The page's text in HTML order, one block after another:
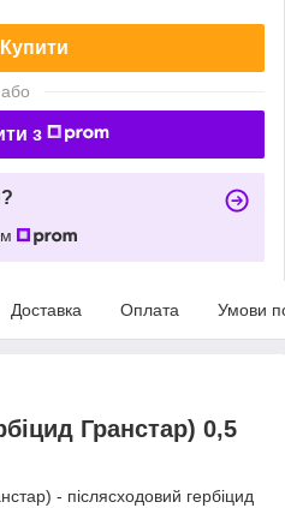
Купити
або
з
Доставка Оплата Умови
Гранстар) 0,5
- післясходовий гербіцид